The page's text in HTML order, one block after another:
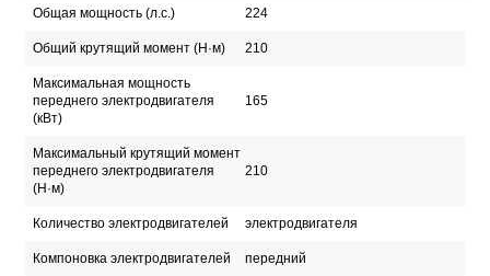
Общая мощность (л.с.) 224
Общий крутящий момент (Н·м) 210
Максимальная мощность
переднего электродвигателя
(кВт)
165
Максимальный крутящий момент
переднего электродвигателя
(Н·м)
210
Количество электродвигателей электродвигателя
Компоновка электродвигателей передний